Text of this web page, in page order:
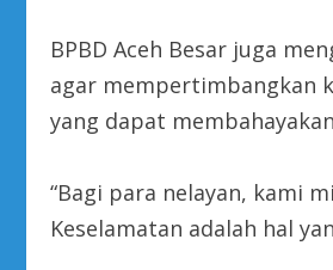
BPBD Aceh Besar juga
agar mempertimbangkan
yang dapat
“Bagi para nelayan, kami
Keselamatan adalah hal